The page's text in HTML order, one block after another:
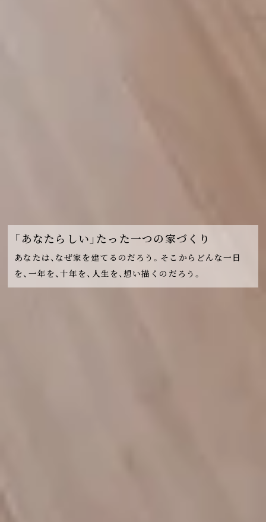
「あなたらしい」たった一つの家づくり
あなたは、なぜ家を建てるのだろう。 そこからどんな一日
を、一年を、十年を、人生を、 想い描くのだろう。